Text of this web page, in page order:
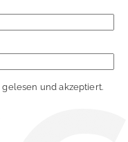
gelesen und akzeptiert.